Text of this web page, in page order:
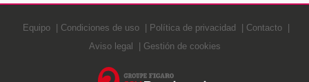
Equipo Condiciones de uso Política de privacidad
Contacto
Aviso legal
Gestión de cookies